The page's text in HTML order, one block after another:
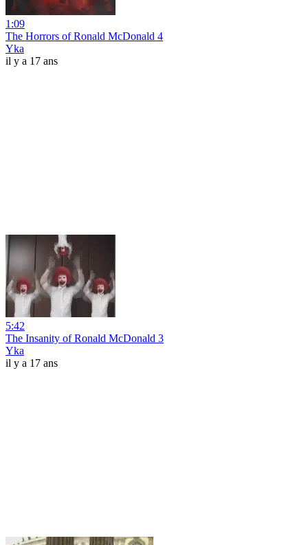
1:09
The Horrors of Ronald McDonald 4
Yka
il y a 17 ans
5:42
The Insanity of Ronald McDonald 3
Yka
il y a 17 ans